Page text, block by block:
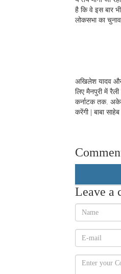
o
o
e
r
है कि वे इस बार
लोकसभा का चुनाव
अखिलेश यादव और
लिए मैनपुरी में
कर्नाटक तक.
करेंगी | बाबा साहेब
Leave a